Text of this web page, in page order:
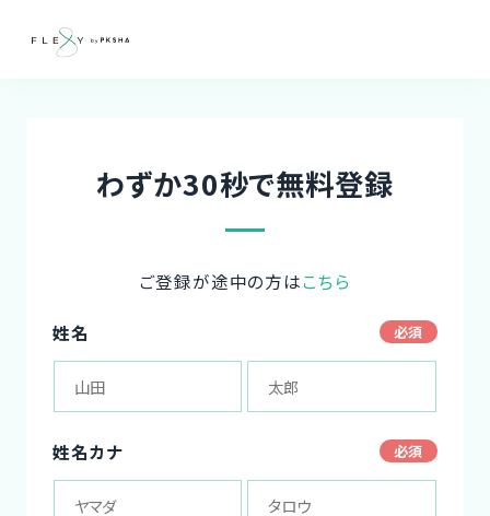
わずか30秒で無料登録
ご登録が途中の方はこちら
姓名
姓名カナ